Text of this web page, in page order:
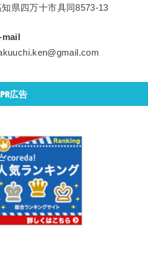
知県四万十市具同8573-13
PR広告